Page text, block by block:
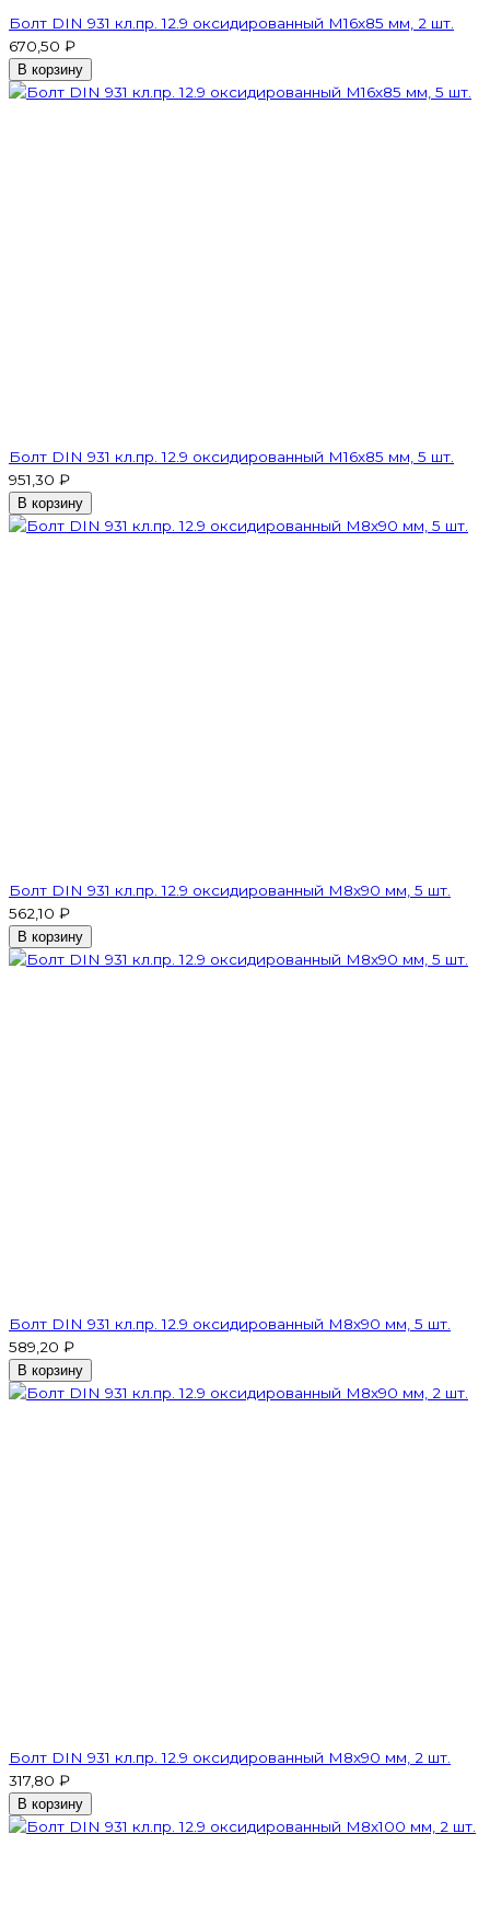
Болт DIN 931 кл.пр. 12.9 оксидированный M16х85 мм, 2 шт.
670,50 ₽
В корзину
Болт DIN 931 кл.пр. 12.9 оксидированный M16х85 мм, 5 шт.
951,30 ₽
В корзину
Болт DIN 931 кл.пр. 12.9 оксидированный M8х90 мм, 5 шт.
562,10 ₽
В корзину
Болт DIN 931 кл.пр. 12.9 оксидированный M8х90 мм, 5 шт.
589,20 ₽
В корзину
Болт DIN 931 кл.пр. 12.9 оксидированный M8х90 мм, 2 шт.
317,80 ₽
В корзину